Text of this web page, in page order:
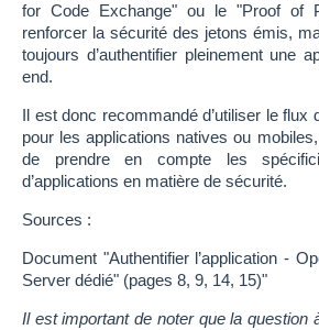
for Code Exchange" ou le "Proof of
renforcer la sécurité des jetons émis,
toujours d’authentifier pleinement une
end.
Il est donc recommandé d’utiliser le flux
pour les applications natives ou
de prendre en compte les
d’applications en matière de sécurité.
Sources :
Document "Authentifier l’application -
Server dédié" (pages 8, 9, 14, 15)"
Il est important de noter que la question